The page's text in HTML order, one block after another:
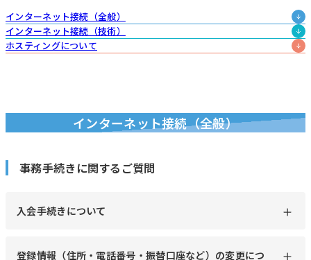
インターネット接続（全般）
インターネット接続（技術）
ホスティングについて
インターネット接続（全般）
事務手続きに関するご質問
入会手続きについて
登録情報（住所・電話番号・振替口座など）の変更につ